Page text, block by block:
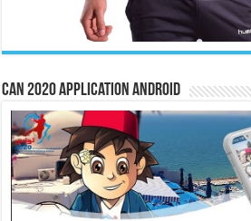
CAN 2020 Application Android